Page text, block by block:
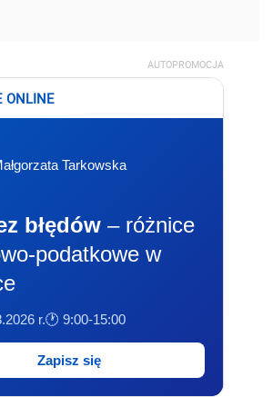
AUTOPROMOCJA
ONLINE
Tarkowska
błędów – różnice
podatkowe w
r.🕐 9:00-15:00
Zapisz się